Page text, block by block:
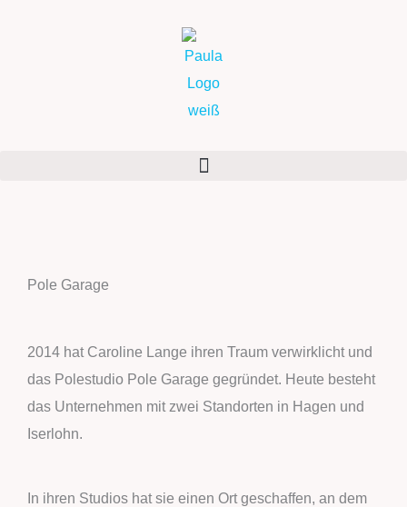
Pole Garage
2014 hat Caroline Lange ihren Traum verwirklicht und
das Polestudio Pole Garage gegründet. Heute besteht
das Unternehmen mit zwei Standorten in Hagen und
Iserlohn.
In ihren Studios hat sie einen Ort geschaffen, an dem